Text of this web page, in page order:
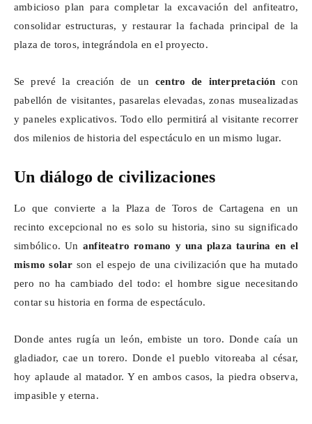
ambicioso plan para completar la excavación del anfiteatro,
consolidar estructuras, y restaurar la fachada principal de la
plaza de toros, integrándola en el proyecto.
Se prevé la creación de uncentro de interpretación con
pabellón de visitantes, pasarelas elevadas, zonas musealizadas
y paneles explicativos. Todo ello permitirá al visitante recorrer
dos milenios de historia del espectáculo en un mismo lugar.
Un diálogo de civilizaciones
Lo que convierte a la Plaza de Toros de Cartagena en un
recinto excepcional no es solo su historia, sino su significado
simbólico. Un anfiteatro romano y una plaza taurina en el
mismo solar son el espejo de una civilización que ha mutado
pero no ha cambiado del todo: el hombre sigue necesitando
contar su historia en forma de espectáculo.
Donde antes rugía un león, embiste un toro. Donde caía un
gladiador, cae un torero. Donde el pueblo vitoreaba al césar,
hoy aplaude al matador. Y en ambos casos, la piedra observa,
impasible y eterna.